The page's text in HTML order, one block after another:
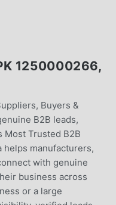
1250000266,
Buyers &
B2B leads,
Most Trusted B2B
helps manufacturers,
with genuine
business across
or a large